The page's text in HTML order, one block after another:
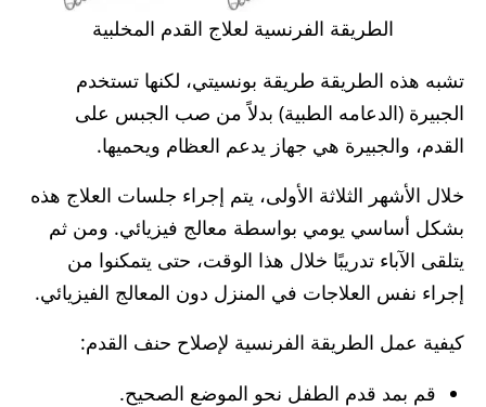
الطريقة الفرنسية لعلاج القدم المخلبية
تشبه هذه الطريقة طريقة بونسيتي، لكنها تستخدم
الجبيرة (الدعامه الطبية) بدلاً من صب الجبس على
القدم، والجبيرة هي جهاز يدعم العظام ويحميها.
خلال الأشهر الثلاثة الأولى، يتم إجراء جلسات العلاج هذه
بشكل أساسي يومي بواسطة معالج فيزيائي. ومن ثم
يتلقى الآباء تدريبًا خلال هذا الوقت، حتى يتمكنوا من
إجراء نفس العلاجات في المنزل دون المعالج الفيزيائي.
كيفية عمل الطريقة الفرنسية لإصلاح حنف القدم:
قم بمد قدم الطفل نحو الموضع الصحيح.